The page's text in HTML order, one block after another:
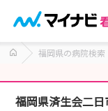
福岡県の病院検索
福岡県済生会二日